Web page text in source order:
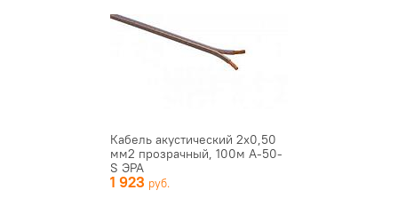
Кабель акустический 2х0,50
мм2 прозрачный, 100м A-50-
S ЭРА
1 923